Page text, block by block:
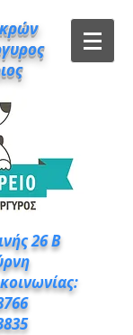
26 Β